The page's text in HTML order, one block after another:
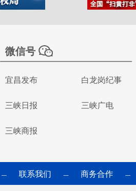
微信号
宜昌发布 白龙岗纪事
三峡日报 三峡广电
三峡商报
— 联系我们 — 商务合作 —